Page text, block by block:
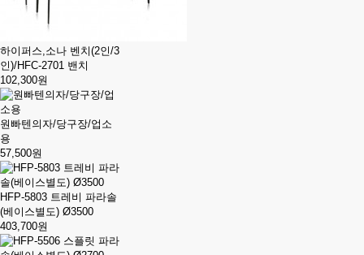
하이퍼스,소나 벤치(2인/3
인)/HFC-2701 밴치
102,300원
원빠텐의자/당구장/업소
용
57,500원
HFP-5803 트레비 파라솔
(베이스별도) Ø3500
403,700원